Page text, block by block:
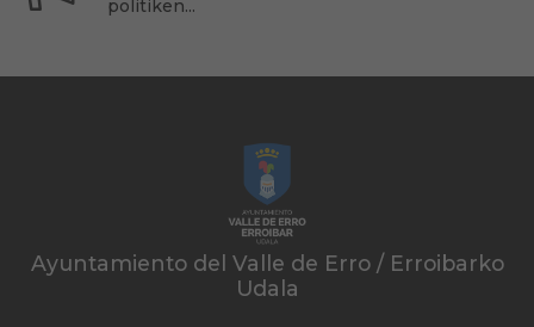
politiken...
Ayuntamiento del Valle de Erro / Erroibarko
Udala